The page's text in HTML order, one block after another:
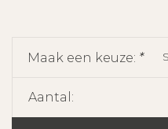
Maak een keuze: *
Aantal: